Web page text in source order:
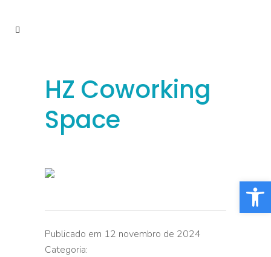
HZ Coworking
Space
Publicado em 12 novembro de 2024
Categoria:
Barra de